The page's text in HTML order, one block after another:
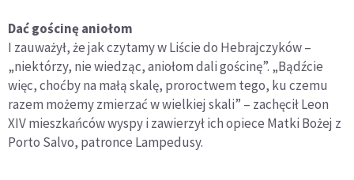
Dać gościnę aniołom
I zauważył, że jak czytamy w Liście do Hebrajczyków –
„niektórzy, nie wiedząc, aniołom dali gościnę”. „Bądźcie
więc, choćby na małą skalę, proroctwem tego, ku czemu
razem możemy zmierzać w wielkiej skali” – zachęcił Leon
XIV mieszkańców wyspy i zawierzył ich opiece Matki Bożej z
Porto Salvo, patronce Lampedusy.